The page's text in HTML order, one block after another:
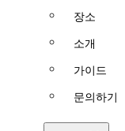
장소
소개
가이드
문의하기